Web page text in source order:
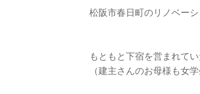
松阪市春日町のリノベー
もともと下宿を営まれて
（建主さんのお母様も女